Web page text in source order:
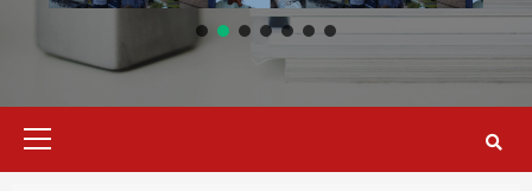
Primary